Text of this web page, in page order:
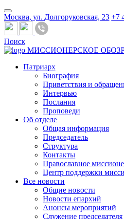
Москва, ул. Долгоруковская, 23 +7
Поиск
МИССИОНЕРСКОЕ
Патриарх
Биография
Приветствия и
Интервью
Послания
Проповеди
Об отделе
Общая информация
Председатель
Структура
Контакты
Православное
Центр поддержки
Все новости
Общие новости
Новости епархий
Анонсы мероприятий
Служение председателя